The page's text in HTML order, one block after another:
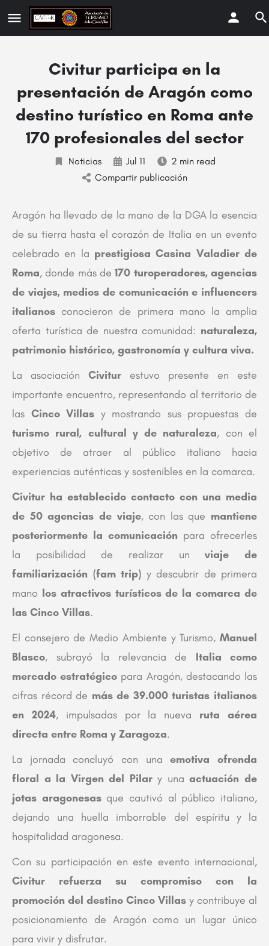
Civitur participa en la
presentación de Aragón como
destino turístico en Roma ante
170 profesionales del sector
Noticias Jul 11
2 min read
Compartir publicación
Aragón ha llevado de la mano de la DGA la esencia
de su tierra hasta el corazón de Italia en un evento
celebrado en la prestigiosa Casina Valadier de
Roma, donde más de170 turoperadores, agencias
de viajes, medios de comunicación e influencers
italianos conocieron de primera mano la amplia
oferta turística de nuestra comunidad: naturaleza,
patrimonio histórico, gastronomía y cultura viva.
La asociación Civitur estuvo presente en este
importante encuentro, representando al territorio de
las Cinco Villas y mostrando sus propuestas de
turismo rural, cultural y de naturaleza, con el
objetivo de atraer al público italiano hacia
experiencias auténticas y sostenibles en la comarca.
Civitur ha establecido contacto con una media
de 50 agencias de viaje, con las que mantiene
posteriormente la comunicación para ofrecerles
la posibilidad de realizar unviaje de
familiarización (fam trip) y descubrir de primera
mano los atractivos turísticos de la comarca de
las Cinco Villas.
El consejero de Medio Ambiente y Turismo, Manuel
Blasco, subrayó la relevancia de Italia como
mercado estratégico para Aragón, destacando las
cifras récord de más de 39.000 turistas italianos
en 2024, impulsadas por la nueva ruta aérea
directa entre Roma y Zaragoza.
La jornada concluyó con unaemotiva ofrenda
floral a la Virgen del Pilary unaactuación de
jotas aragonesasque cautivó al público italiano,
dejando una huella imborrable del espíritu y la
hospitalidad aragonesa.
Con su participación en este evento internacional,
Civitur refuerza su compromiso con la
promoción del destino Cinco Villas y contribuye al
posicionamiento de Aragón como un lugar único
para vivir y disfrutar.